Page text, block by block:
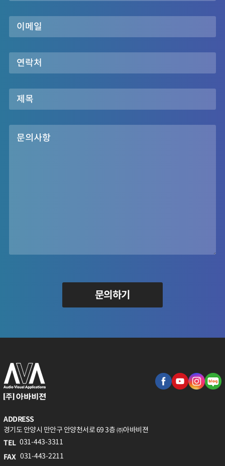
문의하기
ADDRESS
경기도 안양시 만안구 안양천서로 69 3층 ㈜아바비젼
TEL 031-443-3311
FAX 031-443-2211